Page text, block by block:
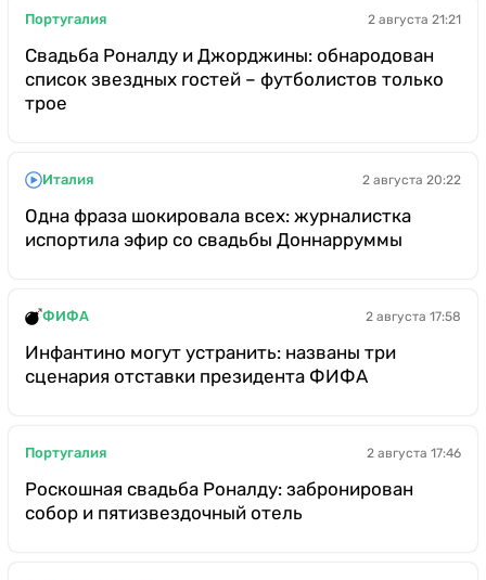
Португалия 2 августа 21:21
Свадьба Роналду и Джорджины: обнародован
список звездных гостей – футболистов только
трое
Италия 2 августа 20:22
Одна фраза шокировала всех: журналистка
испортила эфир со свадьбы Доннарруммы
ФИФА 2 августа 17:58
Инфантино могут устранить: названы три
сценария отставки президента ФИФА
Португалия 2 августа 17:46
Роскошная свадьба Роналду: забронирован
собор и пятизвездочный отель